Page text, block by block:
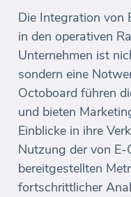
Die Integration von
in den operativen
Unternehmen ist
sondern eine
Octoboard führen
und bieten
Einblicke in ihre
Nutzung der von
bereitgestellten
fortschrittlicher